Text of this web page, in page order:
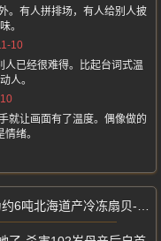
。有人拼排场，有人给别人披
。
10
已经很难得。比起台词式温
人。
就让画面有了温度。偶像做的
绪。
道产冷冻扇贝-此次恢复出口